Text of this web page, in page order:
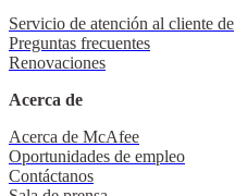
Servicio de atención al cliente de
Preguntas frecuentes
Renovaciones
Acerca de
Acerca de McAfee
Oportunidades de empleo
Contáctanos